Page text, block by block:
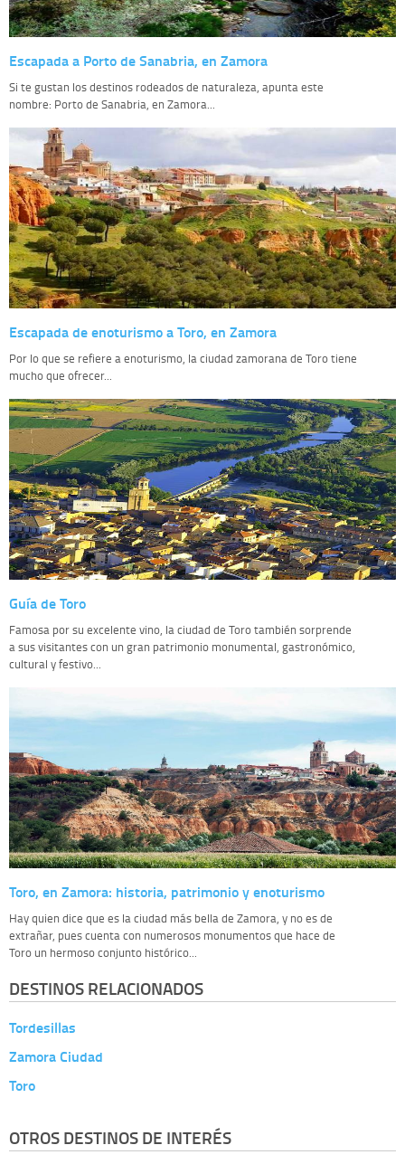
Escapada a Porto de Sanabria, en Zamora
Si te gustan los destinos rodeados de naturaleza, apunta este
nombre: Porto de Sanabria, en Zamora...
Escapada de enoturismo a Toro, en Zamora
Por lo que se refiere a enoturismo, la ciudad zamorana de Toro tiene
mucho que ofrecer...
Guía de Toro
Famosa por su excelente vino, la ciudad de Toro también sorprende
a sus visitantes con un gran patrimonio monumental, gastronómico,
cultural y festivo...
Toro, en Zamora: historia, patrimonio y enoturismo
Hay quien dice que es la ciudad más bella de Zamora, y no es de
extrañar, pues cuenta con numerosos monumentos que hace de
Toro un hermoso conjunto histórico...
DESTINOS RELACIONADOS
Tordesillas
Zamora Ciudad
Toro
OTROS DESTINOS DE INTERÉS